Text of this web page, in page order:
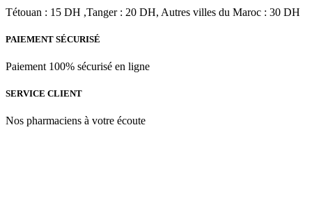
د.م.468.00.
Tétouan : 15 DH ,Tanger : 20 DH, Autres villes du Maroc : 30 DH
PAIEMENT SÉCURISÉ
Paiement 100% sécurisé en ligne
SERVICE CLIENT
Nos pharmaciens à votre écoute